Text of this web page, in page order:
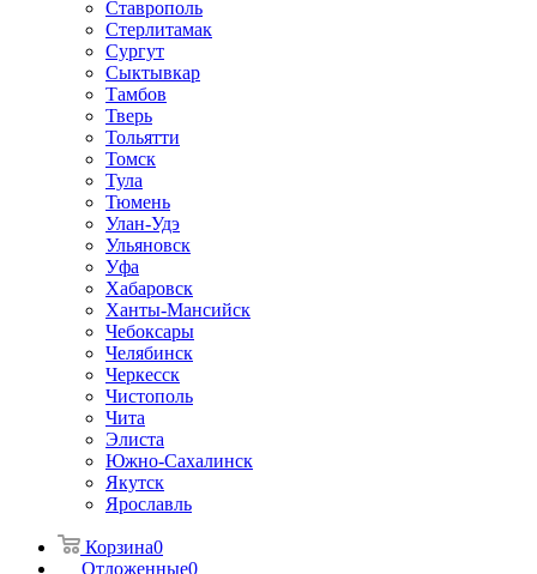
Ставрополь
Стерлитамак
Сургут
Сыктывкар
Тамбов
Тверь
Тольятти
Томск
Тула
Тюмень
Улан-Удэ
Ульяновск
Уфа
Хабаровск
Ханты-Мансийск
Чебоксары
Челябинск
Черкесск
Чистополь
Чита
Элиста
Южно-Сахалинск
Якутск
Ярославль
Корзина0
Отложенные0